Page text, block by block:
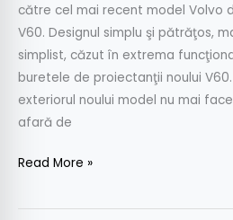
către cel mai recent model Volvo
V60. Designul simplu şi pătrăţos,
simplist, căzut în extrema
buretele de proiectanţii noului
exteriorul noului model nu mai
afară de
Read More »